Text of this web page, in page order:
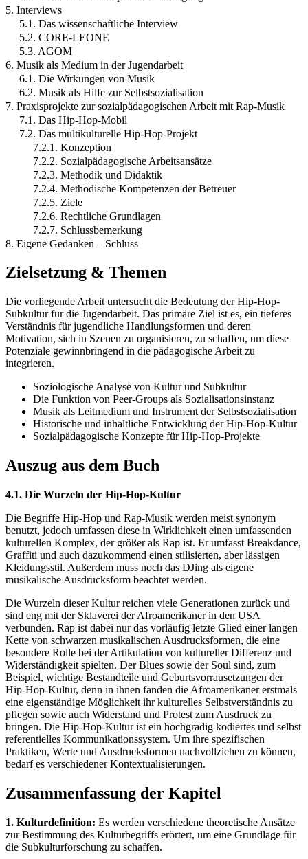
5. Interviews
5.1. Das wissenschaftliche Interview
5.2. CORE-LEONE
5.3. AGOM
6. Musik als Medium in der Jugendarbeit
6.1. Die Wirkungen von Musik
6.2. Musik als Hilfe zur Selbstsozialisation
7. Praxisprojekte zur sozialpädagogischen Arbeit mit Rap-Musik
7.1. Das Hip-Hop-Mobil
7.2. Das multikulturelle Hip-Hop-Projekt
7.2.1. Konzeption
7.2.2. Sozialpädagogische Arbeitsansätze
7.2.3. Methodik und Didaktik
7.2.4. Methodische Kompetenzen der Betreuer
7.2.5. Ziele
7.2.6. Rechtliche Grundlagen
7.2.7. Schlussbemerkung
8. Eigene Gedanken – Schluss
Zielsetzung & Themen
Die vorliegende Arbeit untersucht die Bedeutung der Hip-Hop-
Subkultur für die Jugendarbeit. Das primäre Ziel ist es, ein tieferes
Verständnis für jugendliche Handlungsformen und deren
Motivation, sich in Szenen zu organisieren, zu schaffen, um diese
Potenziale gewinnbringend in die pädagogische Arbeit zu
integrieren.
Soziologische Analyse von Kultur und Subkultur
Die Funktion von Peer-Groups als Sozialisationsinstanz
Musik als Leitmedium und Instrument der Selbstsozialisation
Historische und inhaltliche Entwicklung der Hip-Hop-Kultur
Sozialpädagogische Konzepte für Hip-Hop-Projekte
Auszug aus dem Buch
4.1. Die Wurzeln der Hip-Hop-Kultur
Die Begriffe Hip-Hop und Rap-Musik werden meist synonym
benutzt, jedoch umfassen diese in Wirklichkeit einen umfassenden
kulturellen Komplex, der größer als Rap ist. Er umfasst Breakdance,
Graffiti und auch dazukommend einen stilisierten, aber lässigen
Kleidungsstil. Außerdem muss noch das DJing als eigene
musikalische Ausdrucksform beachtet werden.
Die Wurzeln dieser Kultur reichen viele Generationen zurück und
sind eng mit der Sklaverei der Afroamerikaner in den USA
verbunden. Rap ist dabei nur das vorläufig letzte Glied einer langen
Kette von schwarzen musikalischen Ausdrucksformen, die eine
besondere Rolle bei der Artikulation von kultureller Differenz und
Widerständigkeit spielten. Der Blues sowie der Soul sind, zum
Beispiel, wichtige Bestandteile und Geburtsvorrausetzungen der
Hip-Hop-Kultur, denn in ihnen fanden die Afroamerikaner erstmals
eine eigenständige Möglichkeit ihr kulturelles Selbstverständnis zu
pflegen sowie auch Widerstand und Protest zum Ausdruck zu
bringen. Die Hip-Hop-Kultur ist ein hochgradig kodiertes und selbst
referentielles Kommunikationssystem. Um ihre spezifischen
Praktiken, Werte und Ausdrucksformen nachvollziehen zu können,
bedarf es verschiedener Kontextualisierungen.
Zusammenfassung der Kapitel
1. Kulturdefinition: Es werden verschiedene theoretische Ansätze
zur Bestimmung des Kulturbegriffs erörtert, um eine Grundlage für
die Subkulturforschung zu schaffen.